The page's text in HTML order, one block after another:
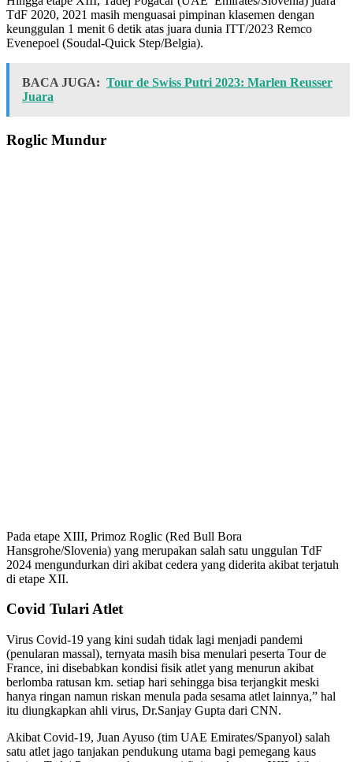
TdF 2020, 2021 masih menguasai pimpinan klasemen dengan
keunggulan 1 menit 6 detik atas juara dunia ITT/2023 Remco
Evenepoel (Soudal-Quick Step/Belgia).
BACA JUGA: Tour de Swiss Putri 2023: Marlen Reusser
Juara
Roglic Mundur
Pada etape XIII, Primoz Roglic (Red Bull Bora
Hansgrohe/Slovenia) yang merupakan salah satu unggulan TdF
2024 mengundurkan diri akibat cedera yang diderita akibat terjatuh
di etape XII.
Covid Tulari Atlet
Virus Covid-19 yang kini sudah tidak lagi menjadi pandemi
(penularan massal), ternyata masih bisa menulari peserta Tour de
France, ini disebabkan kondisi fisik atlet yang menurun akibat
berlomba ratusan km. setiap hari sehingga bisa terjangkit meski
hanya ringan namun riskan menula pada sesama atlet lainnya,” hal
itu diungkapkan ahli virus, Dr.Sanjay Gupta dari CNN.
Akibat Covid-19, Juan Ayuso (tim UAE Emirates/Spanyol) salah
satu atlet jago tanjakan pendukung utama bagi pemegang kaus